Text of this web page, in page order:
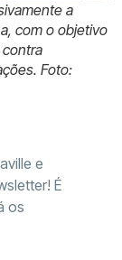
a
com o objetivo
Foto:
e
É
os